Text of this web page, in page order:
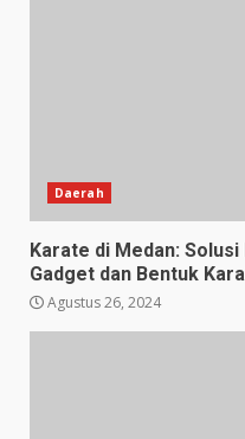
Daerah
Karate di Medan:
Gadget dan Bentuk
Agustus 26, 2024